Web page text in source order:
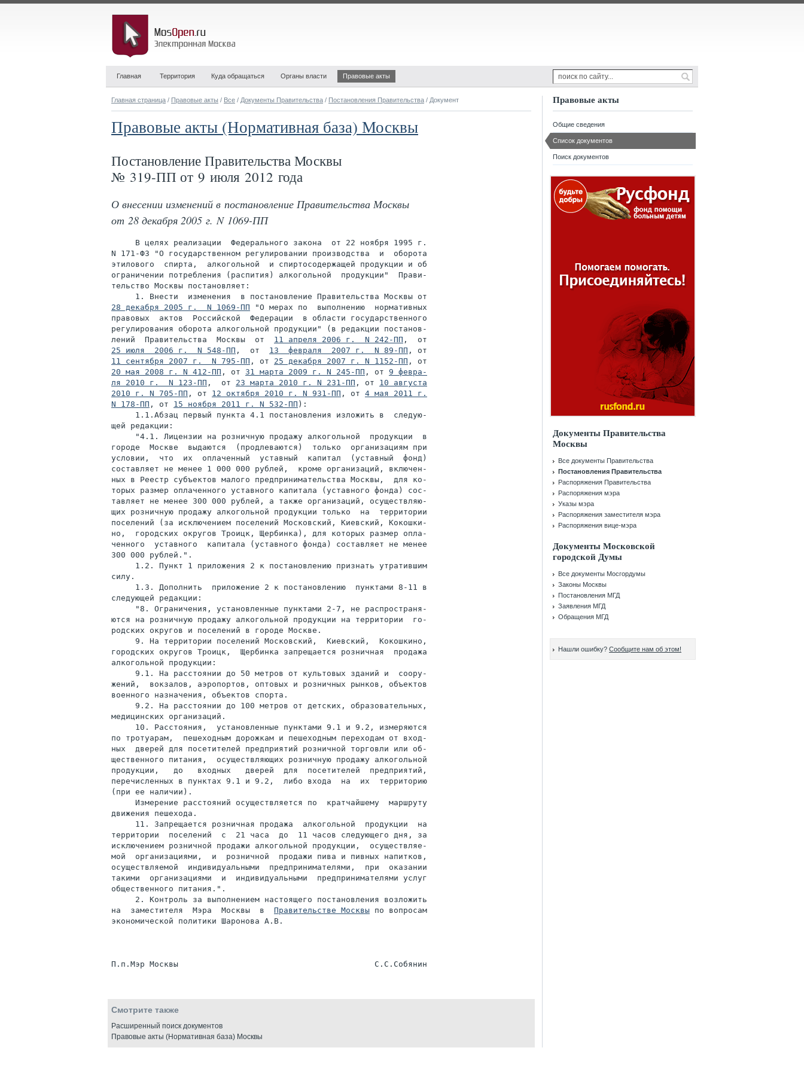
Главная Территория Куда обращаться Органы власти Правовые акты
Главная страница / Правовые акты / Все / Документы Правительства / Постановления Правительства / Документ
Правовые акты (Нормативная база) Москвы
Постановление Правительства Москвы
№ 319-ПП от 9 июля 2012 года
О внесении изменений в постановление Правительства Москвы
от 28 декабря 2005 г. N 1069-ПП
     В целях реализации  Федерального закона  от 22 ноября 1995 г.
N 171-ФЗ "О государственном регулировании производства  и  оборота
этилового  спирта,  алкогольной  и спиртосодержащей продукции и об
ограничении потребления (распития) алкогольной  продукции"  Прави-
тельство Москвы постановляет:
28 декабря 2005 г.  N 1069-ПП "О мерах по  выполнению  нормативных
правовых  актов  Российской  Федерации  в области государственного
регулирования оборота алкогольной продукции" (в редакции постанов-
лений  Правительства  Москвы  от 11 апреля 2006 г.  N 242-ПП
25 июля  2006 г.  N 548-ПП ,  от 13  февраля  2007 г.  N 89-ПП
11 сентября 2007 г.  N 795-ПП , от 25 декабря 2007 г. N 1152-ПП
20 мая 2008 г. N 412-ПП , от 31 марта 2009 г. N 245-ПП , от 9 февра-
ля 2010 г.  N 123-ПП ,  от 23 марта 2010 г. N 231-ПП , от 10 августа
2010 г. N 705-ПП , от 12 октября 2010 г. N 931-ПП , от 4 мая 2011 г.
N 178-ПП , от 15 ноября 2011 г. N 532-ПП ):
     1.1.Абзац первый пункта 4.1 постановления изложить в  следую-
щей редакции:
     "4.1. Лицензии на розничную продажу алкогольной  продукции  в
городе  Москве  выдаются  (продлеваются)  только  организациям при
условии,  что  их  оплаченный  уставный  капитал  (уставный  фонд)
составляет не менее 1 000 000 рублей,  кроме организаций, включен-
ных в Реестр субъектов малого предпринимательства Москвы,  для ко-
торых размер оплаченного уставного капитала (уставного фонда) сос-
тавляет не менее 300 000 рублей, а также организаций, осуществляю-
щих розничную продажу алкогольной продукции только  на  территории
поселений (за исключением поселений Московский, Киевский, Кокошки-
но,  городских округов Троицк, Щербинка), для которых размер опла-
ченного  уставного  капитала (уставного фонда) составляет не менее
300 000 рублей.".
     1.2. Пункт 1 приложения 2 к постановлению признать утратившим
силу.
     1.3. Дополнить  приложение 2 к постановлению  пунктами 8-11 в
следующей редакции:
     "8. Ограничения, установленные пунктами 2-7, не распространя-
ются на розничную продажу алкогольной продукции на территории  го-
родских округов и поселений в городе Москве.
     9. На территории поселений Московский,  Киевский,  Кокошкино,
городских округов Троицк,  Щербинка запрещается розничная  продажа
алкогольной продукции:
     9.1. На расстоянии до 50 метров от культовых зданий и  соору-
жений,  вокзалов, аэропортов, оптовых и розничных рынков, объектов
военного назначения, объектов спорта.
     9.2. На расстоянии до 100 метров от детских, образовательных,
медицинских организаций.
     10. Расстояния,  установленные пунктами 9.1 и 9.2, измеряются
по тротуарам,  пешеходным дорожкам и пешеходным переходам от вход-
ных  дверей для посетителей предприятий розничной торговли или об-
щественного питания,  осуществляющих розничную продажу алкогольной
продукции,   до   входных   дверей  для  посетителей  предприятий,
перечисленных в пунктах 9.1 и 9.2,  либо входа  на  их  территорию
(при ее наличии).
     Измерение расстояний осуществляется по  кратчайшему  маршруту
движения пешехода.
     11. Запрещается розничная продажа  алкогольной  продукции  на
территории  поселений  с  21 часа  до  11 часов следующего дня, за
исключением розничной продажи алкогольной продукции,  осуществляе-
мой  организациями,  и  розничной  продажи пива и пивных напитков,
осуществляемой  индивидуальными  предпринимателями,  при  оказании
такими  организациями  и  индивидуальными  предпринимателями услуг
общественного питания.".
     2. Контроль за выполнением настоящего постановления возложить
на  заместителя  Мэра  Москвы  в Правительстве Москвы по вопросам
экономической политики Шаронова А.В.
Смотрите также
Расширенный поиск документов
Правовые акты (Нормативная база) Москвы
Правовые акты
Общие сведения
Список документов
Поиск документов
Документы Правительства
Москвы
Все документы Правительства
Постановления Правительства
Распоряжения Правительства
Распоряжения мэра
Указы мэра
Распоряжения заместителя мэра
Распоряжения вице-мэра
Документы Московской
городской Думы
Все документы Мосгордумы
Законы Москвы
Постановления МГД
Заявления МГД
Обращения МГД
Нашли ошибку? Сообщите нам об этом!